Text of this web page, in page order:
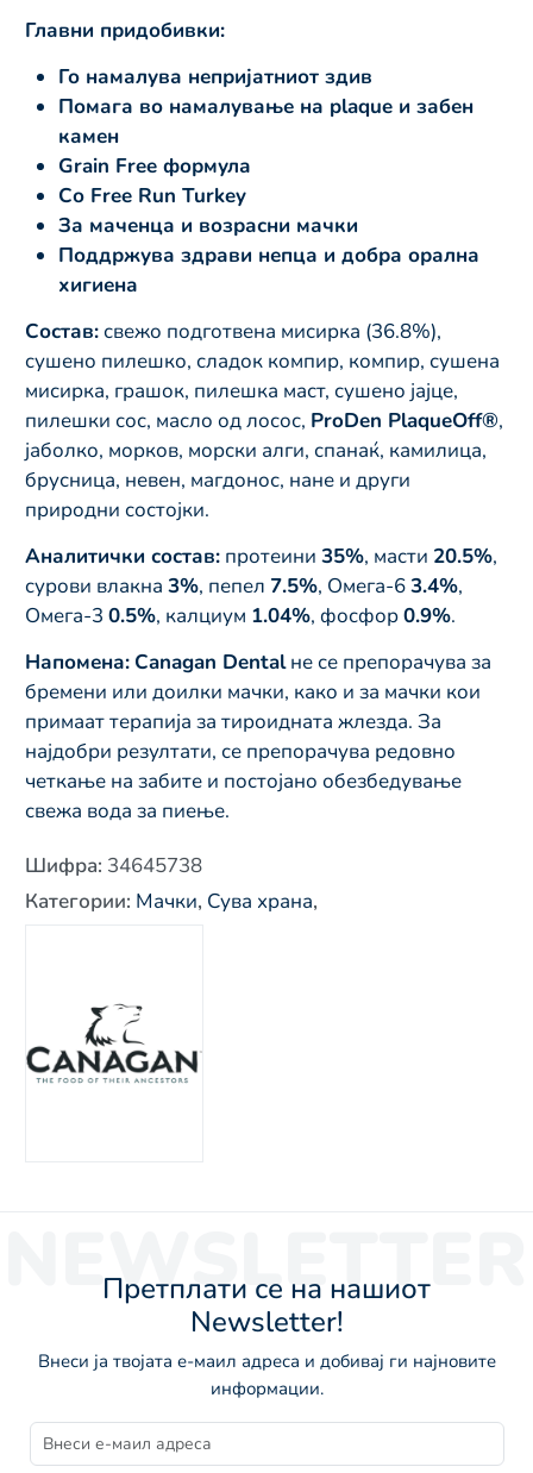
Главни придобивки:
Го намалува непријатниот здив
Помага во намалување на plaque и забен
камен
Grain Free формула
Со Free Run Turkey
За маченца и возрасни мачки
Поддржува здрави непца и добра орална
хигиена
Состав:свежо подготвена мисирка (36.8%),
сушено пилешко, сладок компир, компир, сушена
мисирка, грашок, пилешка маст, сушено јајце,
пилешки сос, масло од лосос, ProDen PlaqueOff®,
јаболко, морков, морски алги, спанаќ, камилица,
брусница, невен, магдонос, нане и други
природни состојки.
Аналитички состав: протеини 35%, масти 20.5%,
сурови влакна 3%, пепел 7.5%, Омега-63.4%,
Омега-3 0.5%, калциум 1.04%, фосфор0.9%.
Напомена: Canagan Dentalне се препорачува за
бремени или доилки мачки, како и за мачки кои
примаат терапија за тироидната жлезда. За
најдобри резултати, се препорачува редовно
четкање на забите и постојано обезбедување
свежа вода за пиење.
Шифра: 34645738
Категории: Мачки, Сува храна,
NEWSLETTER
Претплати се на нашиот
Newsletter!
Внеси ја твојата е-маил адреса и добивај ги најновите
информации.